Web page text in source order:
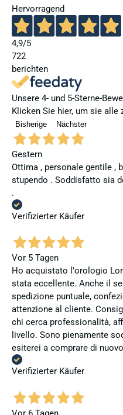
Hervorragend
4,9/5
722
berichten
Unsere 4- und 5-Sterne-
Klicken Sie hier, um sie alle
Bisherige Nächster
Gestern
Ottima , personale gentile ,
stupendo . Soddisfatto sia
.
Verifizierter Käufer
Vor 5 Tagen
Ho acquistato l'orologio
stata eccellente. Anche il
spedizione puntuale,
attenzione al cliente.
chi cerca professionalità,
livello. Sono pienamente
esiterei a comprare di
Verifizierter Käufer